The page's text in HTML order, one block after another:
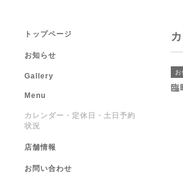
お
臨
トップページ
お知らせ
Gallery
Menu
カレンダー・定休日・土日予約
状況
店舗情報
お問い合わせ